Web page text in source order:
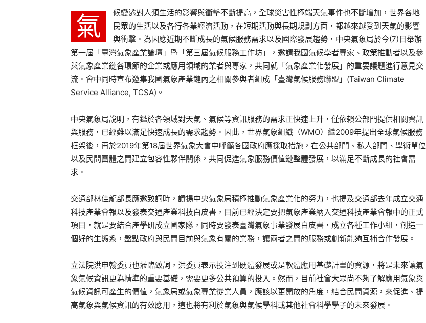
氣
候變遷對人類生活的影響與衝擊不斷提高，全球災害性極端天氣事件也不斷增加，世界各地
民眾的生活以及各行各業經濟活動，在短期活動與長期規劃方面，都越來越受到天氣的影響
與衝擊。為因應近期不斷成長的氣候服務需求以及國際發展趨勢，中央氣象局於今(7)日舉辦
第一屆「臺灣氣象產業論壇」暨「第三屆氣候服務工作坊」，邀請我國氣候學者專家、政策推動者以及參
與氣象產業鏈各環節的企業或應用領域的業者與專家，共同就「氣象產業化發展」的重要議題進行意見交
流。會中同時宣布邀集我國氣象產業鏈內之相關參與者組成「臺灣氣候服務聯盟」(Taiwan Climate
Service Alliance, TCSA)。
中央氣象局說明，有鑑於各領域對天氣、氣候等資訊服務的需求正快速上升，僅依賴公部門提供相關資訊
與服務，已經難以滿足快速成長的需求趨勢。因此，世界氣象組織（WMO）繼2009年提出全球氣候服務
框架後，再於2019年第18屆世界氣象大會中呼籲各國政府應採取措施，在公共部門、私人部門、學術單位
以及民間團體之間建立包容性夥伴關係，共同促進氣象服務價值鏈整體發展，以滿足不斷成長的社會需
求。
交通部林佳龍部長應邀致詞時，讚揚中央氣象局積極推動氣象產業化的努力，也提及交通部去年成立交通
科技產業會報以及發表交通產業科技白皮書，目前已經決定要把氣象產業納入交通科技產業會報中的正式
項目，就是要結合產學研成立國家隊，同時要發表臺灣氣象事業發展白皮書，成立各種工作小組，創造一
個好的生態系，盤點政府與民間目前與氣象有關的業務，讓兩者之間的服務或創新能夠互補合作發展。
立法院洪申翰委員也蒞臨致詞，洪委員表示投注到硬體發展或是軟體應用基礎計畫的資源，將是未來讓氣
象氣候資訊更為精準的重要基礎，需要更多公共預算的投入。然而，目前社會大眾尚不夠了解應用氣象與
氣候資訊可產生的價值，氣象局或氣象專業從業人員，應該以更開放的角度，結合民間資源，來促進、提
高氣象與氣候資訊的有效應用，這也將有利於氣象與氣候學科或其他社會科學學子的未來發展。